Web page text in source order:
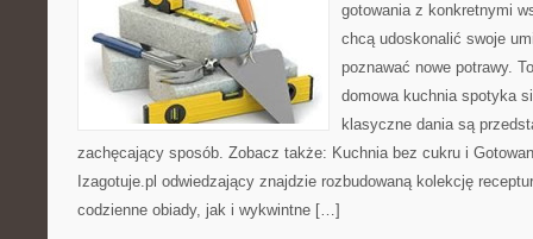
gotowania z konkretnymi
chcą udoskonalić swoje
poznawać nowe potrawy.
domowa kuchnia spotyka
klasyczne dania są
zachęcający sposób. Zobacz także: Kuchnia bez cukru i
Izagotuje.pl odwiedzający znajdzie rozbudowaną kolekcję
codzienne obiady, jak i wykwintne […]